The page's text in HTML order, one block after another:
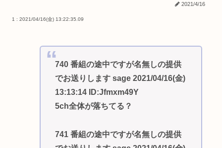
2021/4/16
1 : 2021/04/16(金) 13:22:35.09
740 番組の途中ですが名無しの提供
でお送りします sage 2021/04/16(金)
13:13:14 ID:Jfmxm49Y
5ch全体が落ちてる？
741 番組の途中ですが名無しの提供